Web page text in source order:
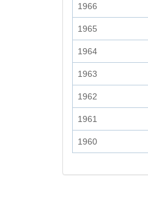
1966
1965
1964
1963
1962
1961
1960